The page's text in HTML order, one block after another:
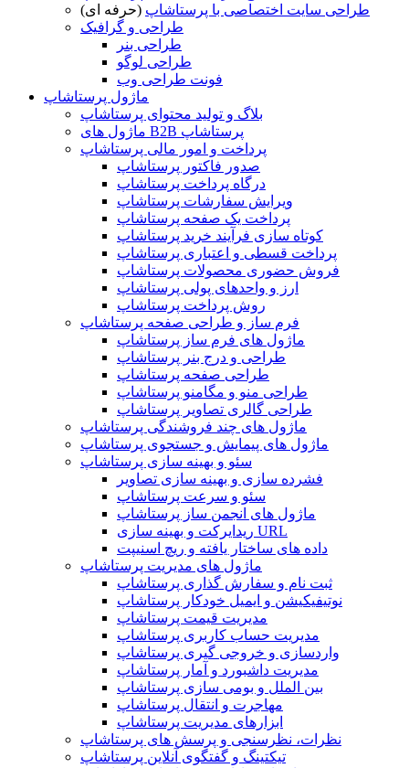
طراحی سایت اختصاصی با پرستاشاپ (حرفه ای)
طراحی و گرافیک
طراحی بنر
طراحی لوگو
فونت طراحی وب
ماژول پرستاشاپ
بلاگ و تولید محتوای پرستاشاپ
ماژول های B2B پرستاشاپ
پرداخت و امور مالی پرستاشاپ
صدور فاکتور پرستاشاپ
درگاه پرداخت پرستاشاپ
ویرایش سفارشات پرستاشاپ
پرداخت یک صفحه پرستاشاپ
کوتاه سازی فرآیند خرید پرستاشاپ
پرداخت قسطی و اعتباری پرستاشاپ
فروش حضوری محصولات پرستاشاپ
ارز و واحدهای پولی پرستاشاپ
روش پرداخت پرستاشاپ
فرم ساز و طراحی صفحه پرستاشاپ
ماژول های فرم ساز پرستاشاپ
طراحی و درج بنر پرستاشاپ
طراحی صفحه پرستاشاپ
طراحی منو و مگامنو پرستاشاپ
طراحی گالری تصاویر پرستاشاپ
ماژول های چند فروشندگی پرستاشاپ
ماژول های پیمایش و جستجوی پرستاشاپ
سئو و بهینه سازی پرستاشاپ
فشرده سازی و بهینه سازی تصاویر
سئو و سرعت پرستاشاپ
ماژول های انجمن ساز پرستاشاپ
ریدایرکت و بهینه سازی URL
داده های ساختار یافته و ریچ اسنیپت
ماژول های مدیریت پرستاشاپ
ثبت نام و سفارش گذاری پرستاشاپ
نوتیفیکیشن و ایمیل خودکار پرستاشاپ
مدیریت قیمت پرستاشاپ
مدیریت حساب کاربری پرستاشاپ
واردسازی و خروجی گیری پرستاشاپ
مدیریت داشبورد و آمار پرستاشاپ
بین الملل و بومی سازی پرستاشاپ
مهاجرت و انتقال پرستاشاپ
ابزارهای مدیریت پرستاشاپ
نظرات، نظرسنجی و پرسش های پرستاشاپ
تیکتینگ و گفتگوی آنلاین پرستاشاپ